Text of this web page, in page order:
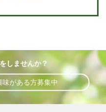
しませんか？
がある方募集中